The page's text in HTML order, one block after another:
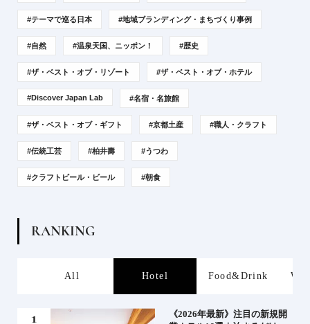
#テーマで巡る日本 #地域ブランディング・まちづくり事例
#自然 #温泉天国、ニッポン！ #歴史
#ザ・ベスト・オブ・リゾート #ザ・ベスト・オブ・ホテル
#Discover Japan Lab #名宿・名旅館
#ザ・ベスト・オブ・ギフト #京都土産 #職人・クラフト
#伝統工芸 #柏井壽 #うつわ
#クラフトビール・ビール #朝食
RANKING
All Hotel Food&Drink
《2026年最新》注目の新規開